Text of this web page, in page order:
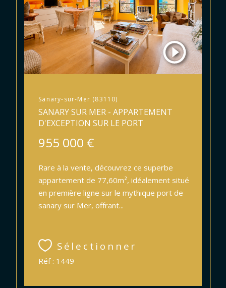
Sanary-sur-Mer (83110)
SANARY SUR MER - APPARTEMENT
D'EXCEPTION SUR LE PORT
955 000 €
Rare à la vente, découvrez ce superbe
appartement de 77,60m², idéalement situé
en première ligne sur le mythique port de
sanary sur Mer, offrant...
Sélectionner
Réf : 1449